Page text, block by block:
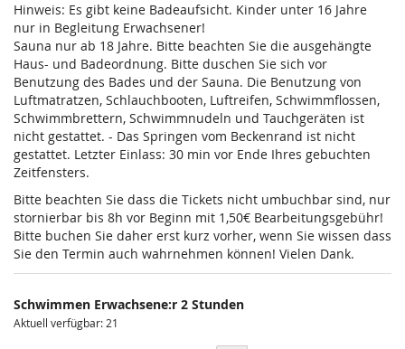
Hinweis: Es gibt keine Badeaufsicht. Kinder unter 16 Jahre
nur in Begleitung Erwachsener!
Sauna nur ab 18 Jahre. Bitte beachten Sie die ausgehängte
Haus- und Badeordnung. Bitte duschen Sie sich vor
Benutzung des Bades und der Sauna. Die Benutzung von
Luftmatratzen, Schlauchbooten, Luftreifen, Schwimmflossen,
Schwimmbrettern, Schwimmnudeln und Tauchgeräten ist
nicht gestattet. - Das Springen vom Beckenrand ist nicht
gestattet. Letzter Einlass: 30 min vor Ende Ihres gebuchten
Zeitfensters.
Bitte beachten Sie dass die Tickets nicht umbuchbar sind, nur
stornierbar bis 8h vor Beginn mit 1,50€ Bearbeitungsgebühr!
Bitte buchen Sie daher erst kurz vorher, wenn Sie wissen dass
Sie den Termin auch wahrnehmen können! Vielen Dank.
Schwimmen Erwachsene:r 2 Stunden
Aktuell verfügbar: 21